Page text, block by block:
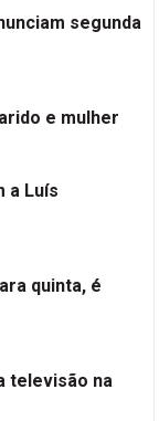
segunda
e mulher
a Luís
quinta, é
televisão na